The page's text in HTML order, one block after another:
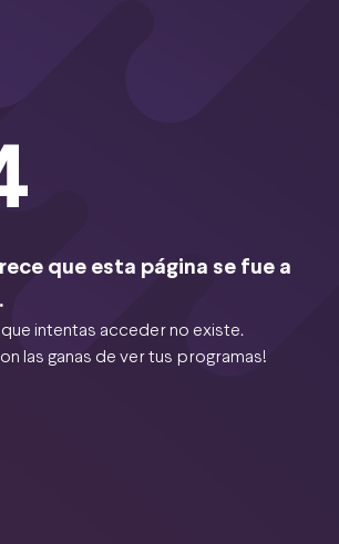
que esta página se fue a
que intentas acceder no existe.
las ganas de ver tus programas!